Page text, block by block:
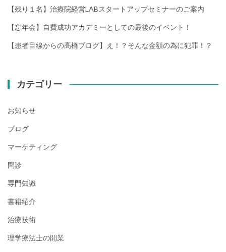
【残り１名】治療院経営LABスタートアップセミナーのご案内
【忘年会】自費成功アカデミーとしての最後のイベント！
【患者目線からの高橋ブログ】え！？そんな金額の為に犯罪！？
カテゴリー
お知らせ
ブログ
マーケティング
問診
専門知識
書籍紹介
治療技術
理学療法士の開業